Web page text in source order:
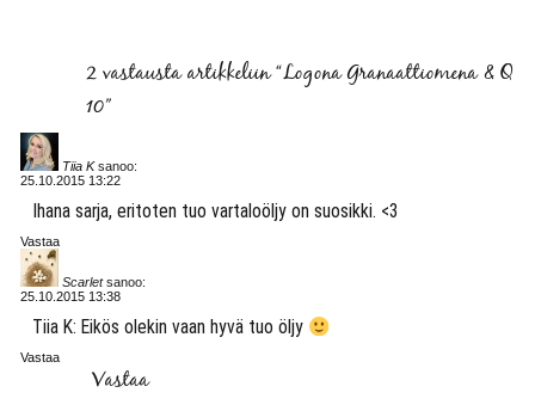
2 vastausta artikkeliin “Logona Granaattiomena & Q
10”
Tiia K sanoo:
25.10.2015 13:22
Ihana sarja, eritoten tuo vartaloöljy on suosikki. <3
Vastaa
Scarlet sanoo:
25.10.2015 13:38
Tiia K: Eikös olekin vaan hyvä tuo öljy
Vastaa
Vastaa